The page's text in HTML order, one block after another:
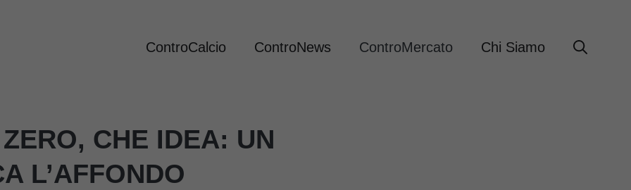
ControCalcio ControNews ControMercato Chi Siamo
CHE IDEA: UN
L’AFFONDO